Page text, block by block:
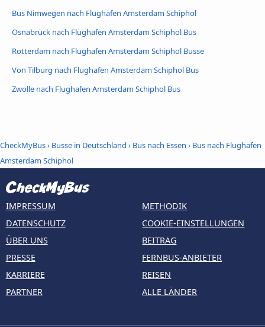
Bus Nimwegen nach Flughafen Amsterdam Schiphol
Osnabrück nach Flughafen Amsterdam Schiphol Bus
Rotterdam nach Flughafen Amsterdam Schiphol Busse
Von Tilburg nach Flughafen Amsterdam Schiphol Bus
Zwolle nach Flughafen Amsterdam Schiphol Bus
CheckMyBus› Busse in Deutschland › Bus nach Essen › Bus nach Flughafen
Amsterdam Schiphol
IMPRESSUM
DATENSCHUTZ
ÜBER UNS
PRESSE
KARRIERE
PARTNER
METHODIK
COOKIE-EINSTELLUNGEN
BEITRAG
FERNBUS-ANBIETER
REISEN
ALLE LÄNDER